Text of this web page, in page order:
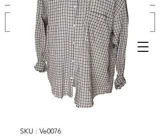
Se connecter
SKU : Ve0076